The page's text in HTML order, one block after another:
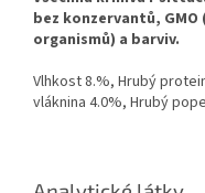
bez konzervantů,
organismů) a barviv.
Vlhkost 8.%, Hrubý
vláknina 4.0%, Hrubý